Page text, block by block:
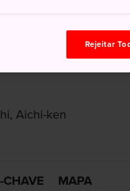
Aichi-ken
CHAVE MAPA
Rejeitar